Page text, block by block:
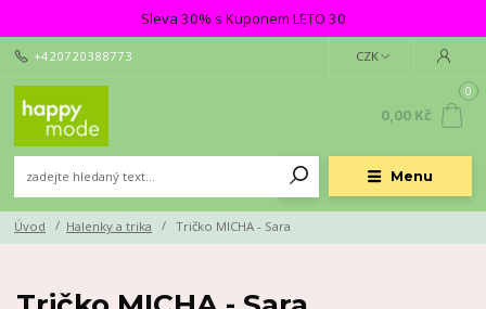
Sleva 30% s Kuponem LETO 30
Menu
CZK
+420720388773
0
0,00 Kč
Úvod Halenky a trika Tričko MICHA - Sara